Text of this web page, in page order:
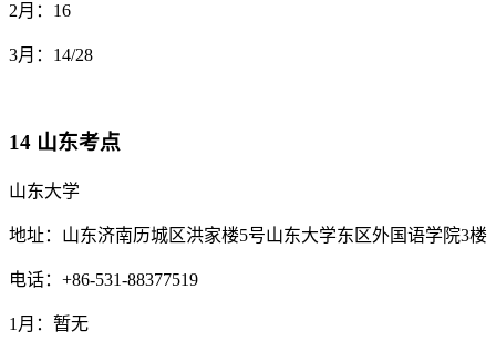
2月：16
3月：14/28
14 山东考点
山东大学
地址：山东济南历城区洪家楼5号山东大学东区外国语学院3楼
电话：+86-531-88377519
1月：暂无